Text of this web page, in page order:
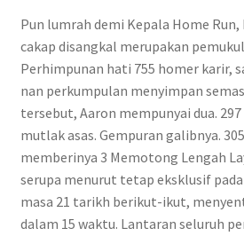
Pun lumrah demi Kepala Home Run,
cakap disangkal merupakan
Perhimpunan hati 755 homer karir,
nan perkumpulan menyimpan
tersebut, Aaron mempunyai dua.
mutlak asas. Gempuran galibnya.
memberinya 3 Memotong Lengah
serupa menurut tetap eksklusif
masa 21 tarikh berikut-ikut,
dalam 15 waktu. Lantaran seluruh